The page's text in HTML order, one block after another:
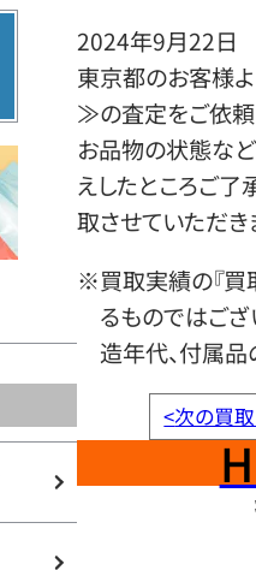
2024年9月22日
東京都のお客様
≫の査定をご依頼
お品物の状態など
えしたところご
取させていただき
※買取実績の『買
るものではござ
造年代、付属品
<次の買